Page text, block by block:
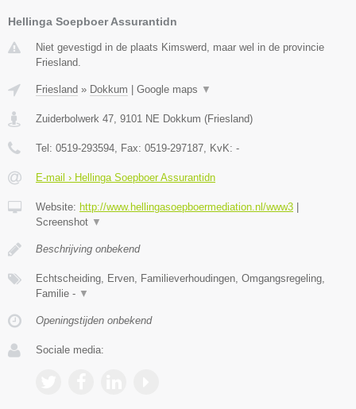
Hellinga Soepboer Assurantidn
Niet gevestigd in de plaats Kimswerd, maar wel in de provincie
Friesland.
Friesland » Dokkum Google maps ▼
Zuiderbolwerk 47 9101 NE Dokkum (Friesland)
Tel: 0519-293594 , Fax: 0519-297187 , KvK: -
E-mail › Hellinga Soepboer Assurantidn
Website: http://www.hellingasoepboermediation.nl/www3
Screenshot ▼
Beschrijving onbekend
Echtscheiding, Erven, Familieverhoudingen, Omgangsregeling,
Familie - ▼
Openingstijden onbekend
Sociale media: